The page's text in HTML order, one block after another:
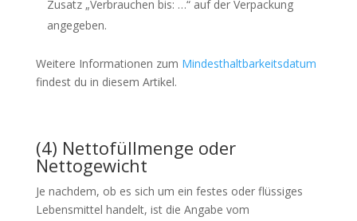
Zusatz „Verbrauchen bis: …“ auf der Verpackung
angegeben.
Weitere Informationen zum Mindesthaltbarkeitsdatum
findest du in diesem Artikel.
(4) Nettofüllmenge oder
Nettogewicht
Je nachdem, ob es sich um ein festes oder flüssiges
Lebensmittel handelt, ist die Angabe vom